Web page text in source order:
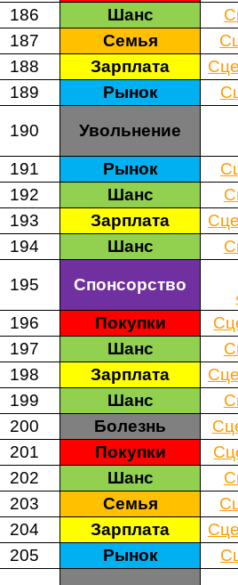
186
Шанс
187
Семья
188
Зарплата
189
Рынок
190 Увольнение
191 Рынок
192
Шанс
193
Зарплата
194
Шанс
195 Спонсорство
196
Покупки
197
Шанс
198
Зарплата
199
Шанс
200
Болезнь
201
Покупки
202
Шанс
203
Семья
204
Зарплата
205
Рынок